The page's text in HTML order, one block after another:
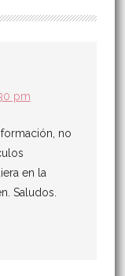
pm
no
en la
Saludos.